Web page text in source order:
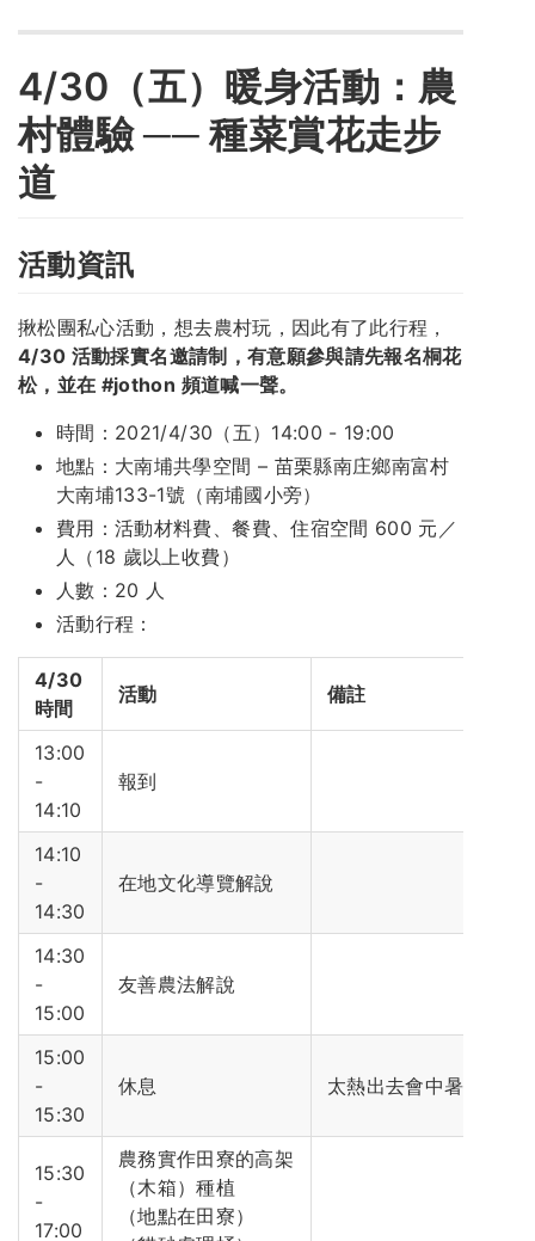
4/30（五）暖身活動：農
村體驗 ── 種菜賞花走步
道
活動資訊
揪松團私心活動，想去農村玩，因此有了此行程，
4/30 活動採實名邀請制，有意願參與請先報名桐花
松，並在 #jothon 頻道喊一聲。
時間：2021/4/30（五）14:00 - 19:00
地點：大南埔共學空間 – 苗栗縣南庄鄉南富村
大南埔133-1號（南埔國小旁）
費用：活動材料費、餐費、住宿空間 600 元／
人（18 歲以上收費）
人數：20 人
活動行程：
4/30
時間
活動 備註
13:00
-
14:10
報到
14:10
-
14:30
在地文化導覽解說
14:30
-
15:00
友善農法解說
15:00
-
15:30
休息 太熱出去會中暑
15:30
-
17:00
農務實作田寮的高架
（木箱）種植
（地點在田寮）